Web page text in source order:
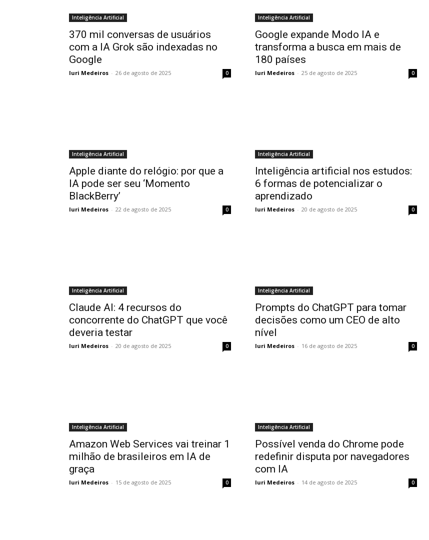
Inteligência Artificial
370 mil conversas de usuários
com a IA Grok são indexadas no
Google
Iuri Medeiros - 26 de agosto de 2025 0
Inteligência Artificial
Google expande Modo IA e
transforma a busca em mais de
180 países
Iuri Medeiros - 25 de agosto de 2025 0
Inteligência Artificial
Apple diante do relógio: por que a
IA pode ser seu ‘Momento
BlackBerry’
Iuri Medeiros - 22 de agosto de 2025 0
Inteligência Artificial
Inteligência artificial nos estudos:
6 formas de potencializar o
aprendizado
Iuri Medeiros - 20 de agosto de 2025 0
Inteligência Artificial
Claude AI: 4 recursos do
concorrente do ChatGPT que você
deveria testar
Iuri Medeiros - 20 de agosto de 2025 0
Inteligência Artificial
Prompts do ChatGPT para tomar
decisões como um CEO de alto
nível
Iuri Medeiros - 16 de agosto de 2025 0
Inteligência Artificial
Amazon Web Services vai treinar 1
milhão de brasileiros em IA de
graça
Iuri Medeiros - 15 de agosto de 2025 0
Inteligência Artificial
Possível venda do Chrome pode
redefinir disputa por navegadores
com IA
Iuri Medeiros - 14 de agosto de 2025 0